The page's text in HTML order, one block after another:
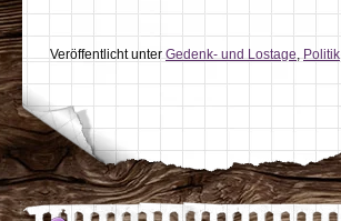
Veröffentlicht unterGedenk- und Lostage,Politik